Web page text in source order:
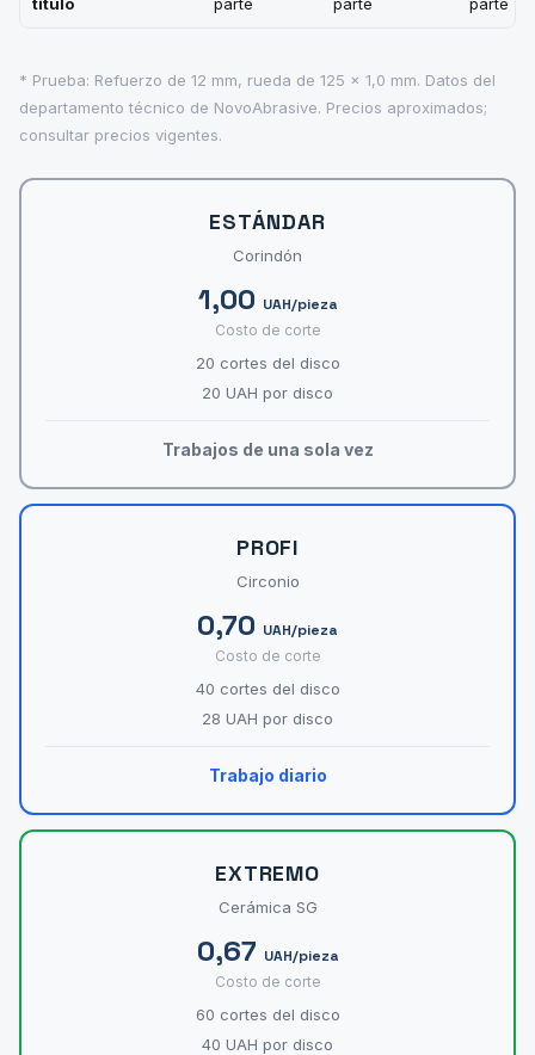
* Prueba: Refuerzo de 12 mm, rueda de 125 x 1,0 mm. Datos del
departamento técnico de NovoAbrasive. Precios aproximados;
consultar precios vigentes.
ESTÁNDAR
Corindón
1,00 UAH/pieza
Costo de corte
20 cortes del disco
20 UAH por disco
Trabajos de una sola vez
PROFI
Circonio
0,70 UAH/pieza
Costo de corte
40 cortes del disco
28 UAH por disco
Trabajo diario
EXTREMO
Cerámica SG
0,67 UAH/pieza
Costo de corte
60 cortes del disco
40 UAH por disco